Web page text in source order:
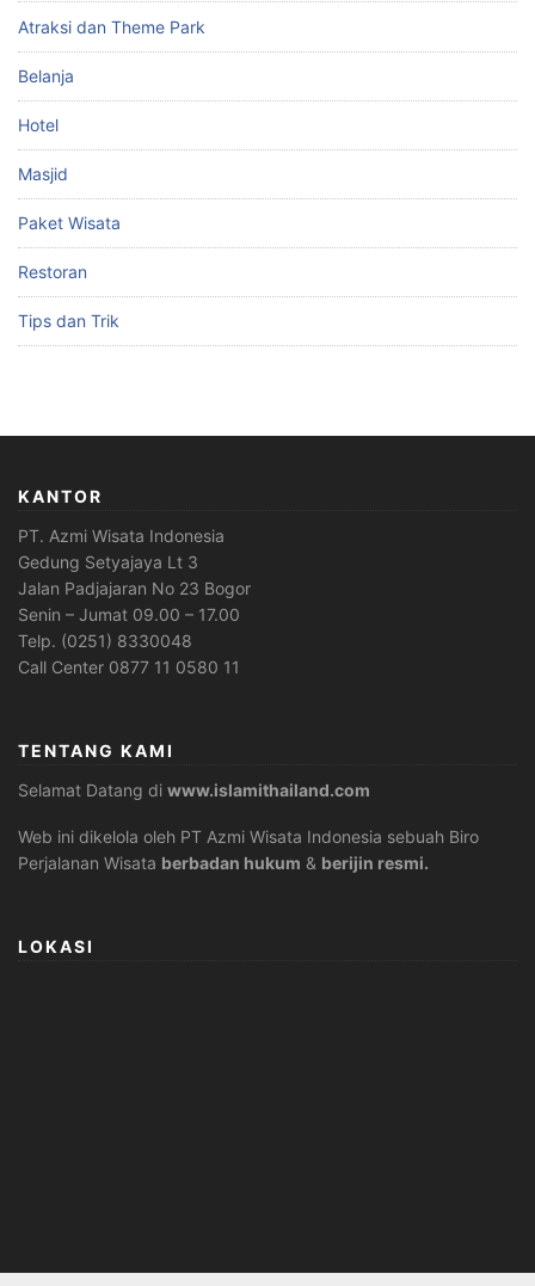
Atraksi dan Theme Park
Belanja
Hotel
Masjid
Paket Wisata
Restoran
Tips dan Trik
KANTOR
PT. Azmi Wisata Indonesia
Gedung Setyajaya Lt 3
Jalan Padjajaran No 23 Bogor
Senin – Jumat 09.00 – 17.00
Telp. (0251) 8330048
Call Center 0877 11 0580 11
TENTANG KAMI
Selamat Datang di www.islamithailand.com
Web ini dikelola oleh PT Azmi Wisata Indonesia sebuah Biro
Perjalanan Wisata berbadan hukum & berijin resmi.
LOKASI